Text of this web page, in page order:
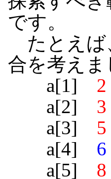
です。
たとえば
合を考えま
a[1]
a[2]
a[3]
a[4]
a[5]